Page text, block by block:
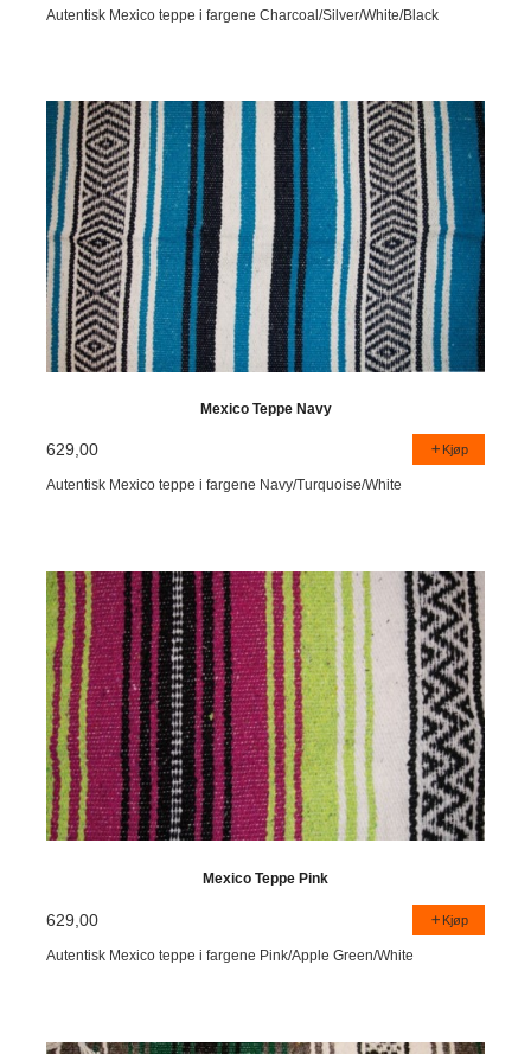
Autentisk Mexico teppe i fargene Charcoal/Silver/White/Black
Mexico Teppe Navy
629,00 Kjøp
Autentisk Mexico teppe i fargene Navy/Turquoise/White
Mexico Teppe Pink
629,00 Kjøp
Autentisk Mexico teppe i fargene Pink/Apple Green/White